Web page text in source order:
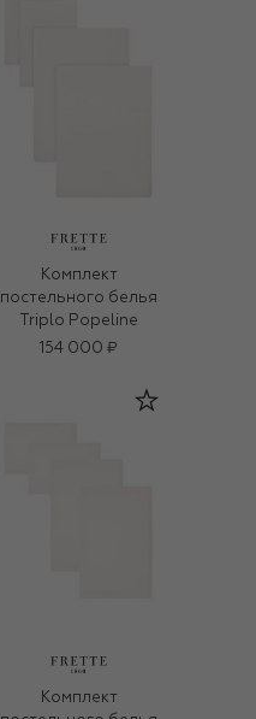
Комплект
постельного белья
Triplo Popeline
154 000 ₽
Комплект